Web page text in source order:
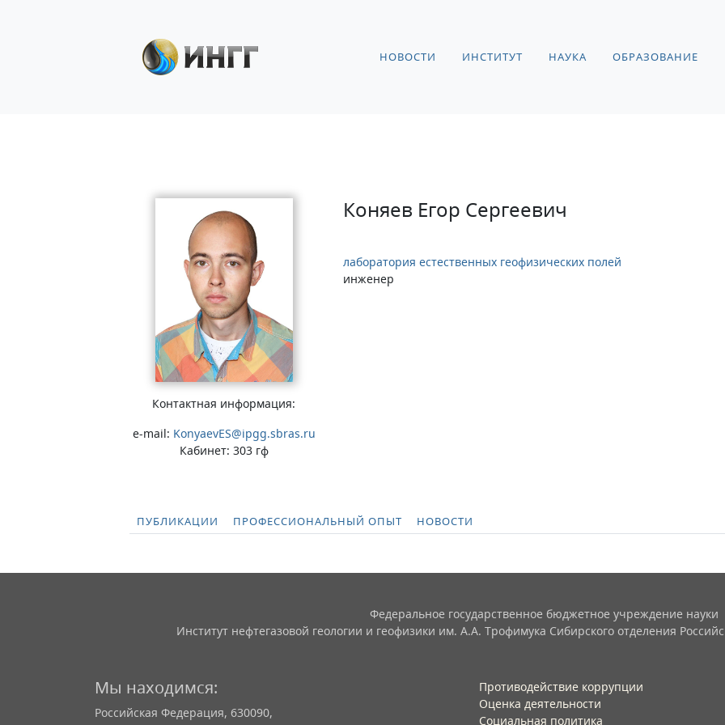
НОВОСТИ ИНСТИТУТ НАУКА ОБРАЗОВАНИЕ
Контактная информация:
e-mail: KonyaevES@ipgg.sbras.ru
Кабинет: 303 гф
Коняев Егор Сергеевич
лаборатория естественных геофизических полей
инженер
ПУБЛИКАЦИИ ПРОФЕССИОНАЛЬНЫЙ ОПЫТ НОВОСТИ
Федеральное государственное бюджетное учреждение науки
Институт нефтегазовой геологии и геофизики им. А.А. Трофимука Сибирского отделения
Мы находимся:
Российская Федерация, 630090,
Противодействие коррупции
Оценка деятельности
Социальная политика